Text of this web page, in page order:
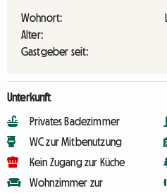
Wohnort:
Alter:
Gastgeber seit:
Unterkunft
Privates Badezimmer
WC zur Mitbenutzung
Kein Zugang zur Küche
Wohnzimmer zur